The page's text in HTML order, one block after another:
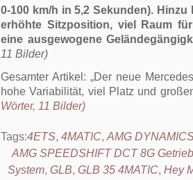
0-100 km/h in 5,2 Sekunden).
erhöhte Sitzposition, viel Raum
eine ausgewogene
11 Bilder)
Gesamter Artikel:
Der neue
hohe Variabilität, viel Platz und
Wörter, 11 Bilder)
Tags:4ETS, 4MATIC, AMG
AMG SPEEDSHIFT DCT 8G
System, GLB, GLB 35 4MATIC, Hey